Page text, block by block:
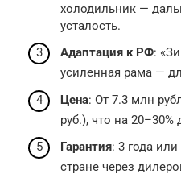
холодильник —
усталость.
Адаптация к РФ:
усиленная рама —
Цена: От 7.3 млн
руб.), что на
Гарантия: 3 года
стране через